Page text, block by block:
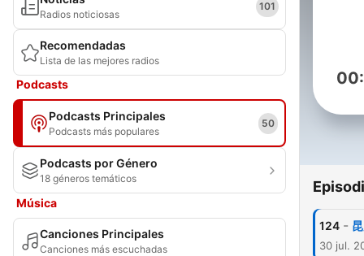
Radios noticiosas
101
Recomendadas
Lista de las mejores radios
Podcasts
Podcasts Principales
Podcasts más populares
50
Podcasts por Género
18 géneros temáticos
Música
Canciones Principales
Canciones más escuchadas
124 -
30 jul.